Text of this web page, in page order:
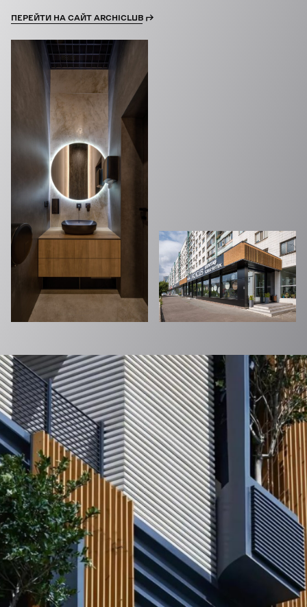
ПЕРЕЙТИ НА САЙТ ARCHICLUB